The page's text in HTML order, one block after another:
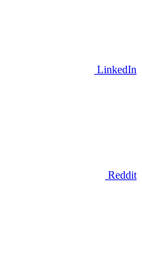
LinkedIn
Reddit